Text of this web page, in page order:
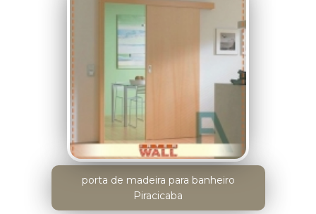
porta de madeira para banheiro
Piracicaba